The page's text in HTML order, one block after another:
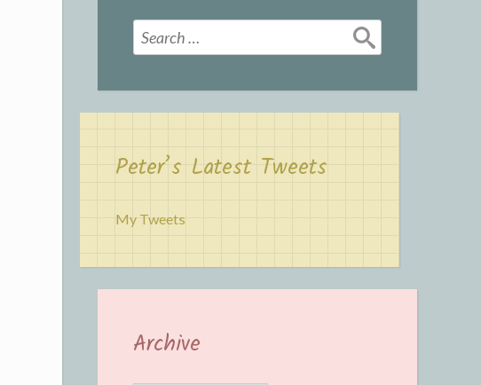
Search
for:
Peter’s Latest Tweets
My Tweets
Archive